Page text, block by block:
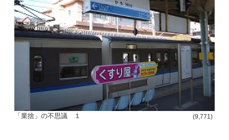
「業捨」の不思議 １ (9,771)